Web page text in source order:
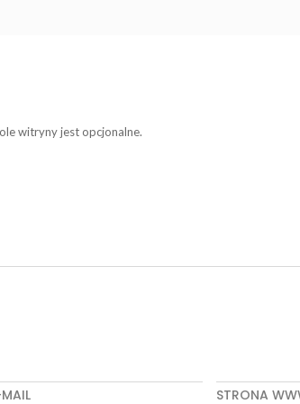
witryny jest opcjonalne.
STRONA